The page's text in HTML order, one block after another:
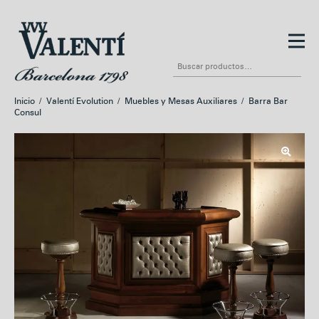
contenido
Inicio / Valentí Evolution / Muebles y Mesas Auxiliares / Barra Bar
Consul